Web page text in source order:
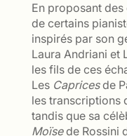
En proposant
de certains
inspirés par son
Laura Andriani et
les fils de ces
Les Capricesde
les transcriptions
tandis que sa
Moïsede Rossini